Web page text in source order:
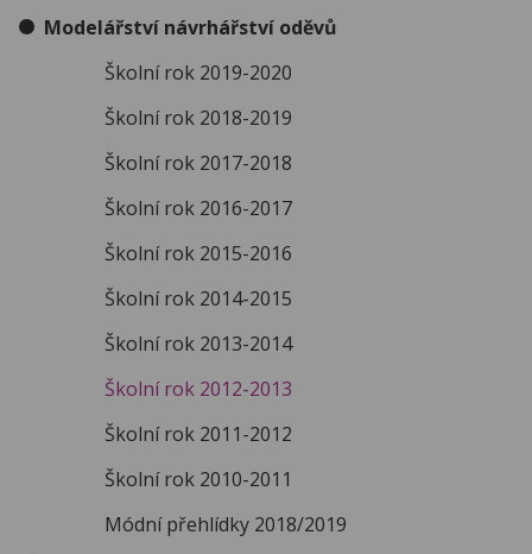
Modelářství návrhářství oděvů
Školní rok 2019-2020
Školní rok 2018-2019
Školní rok 2017-2018
Školní rok 2016-2017
Školní rok 2015-2016
Školní rok 2014-2015
Školní rok 2013-2014
Školní rok 2012-2013
Školní rok 2011-2012
Školní rok 2010-2011
Módní přehlídky 2018/2019